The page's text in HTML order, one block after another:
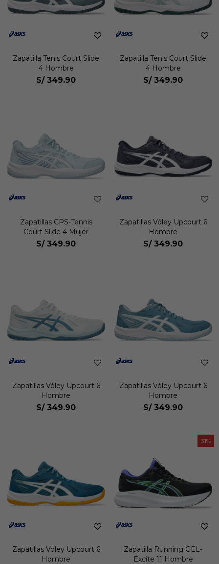
Zapatilla Tenis Court Slide
4 Hombre
S/ 349.90
Zapatilla Tenis Court Slide
4 Hombre
S/ 349.90
Zapatillas CPS-Tennis
Court Slide 4 Mujer
S/ 349.90
Zapatillas Vóley Upcourt 6
Hombre
S/ 349.90
Zapatillas Vóley Upcourt 6
Hombre
S/ 349.90
Zapatillas Vóley Upcourt 6
Hombre
S/ 349.90
Zapatillas Vóley Upcourt 6
Hombre
31
Zapatilla Running GEL-
Excite 11 Hombre